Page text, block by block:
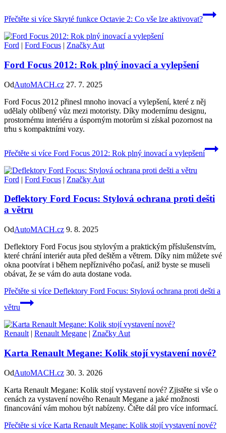
Přečtěte si více Skryté funkce Octavie 2: Co vše lze aktivovat?
Ford | Ford Focus | Značky Aut
Ford Focus 2012: Rok plný inovací a vylepšení
OdAutoMACH.cz 27. 7. 2025
Ford Focus 2012 přinesl mnoho inovací a vylepšení, které z něj
udělaly oblíbený vůz mezi motoristy. Díky modernímu designu,
prostornému interiéru a úsporným motorům si získal pozornost na
trhu s kompaktními vozy.
Přečtěte si více Ford Focus 2012: Rok plný inovací a vylepšení
Ford | Ford Focus | Značky Aut
Deflektory Ford Focus: Stylová ochrana proti dešti
a větru
OdAutoMACH.cz 9. 8. 2025
Deflektory Ford Focus jsou stylovým a praktickým příslušenstvím,
které chrání interiér auta před deštěm a větrem. Díky nim můžete své
okna pootvírat i během nepříznivého počasí, aniž byste se museli
obávat, že se vám do auta dostane voda.
Přečtěte si více Deflektory Ford Focus: Stylová ochrana proti dešti a
větru
Renault | Renault Megane | Značky Aut
Karta Renault Megane: Kolik stojí vystavení nové?
OdAutoMACH.cz 30. 3. 2026
Karta Renault Megane: Kolik stojí vystavení nové? Zjistěte si vše o
cenách za vystavení nového Renault Megane a jaké možnosti
financování vám mohou být nabízeny. Čtěte dál pro více informací.
Přečtěte si více Karta Renault Megane: Kolik stojí vystavení nové?